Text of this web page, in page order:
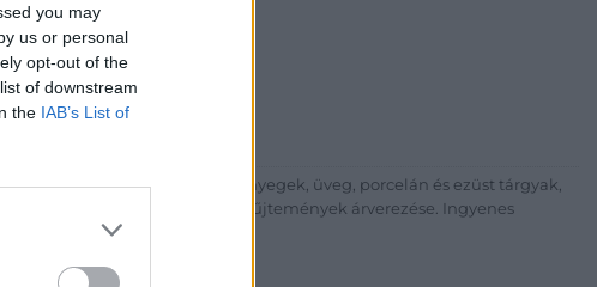
you may
us or personal
opt-out of the
of downstream
the IAB’s List of
Márta
Galéria és Aukciósház Kft.
Balaton utca 8.
+361 475 6000 +361 4756005
és műtárgyak, bútorok, szőnyegek, üveg, porcelán és ezüst tárgyak,
Hagyatékok és gyűjtemények árverezése. Ingyenes